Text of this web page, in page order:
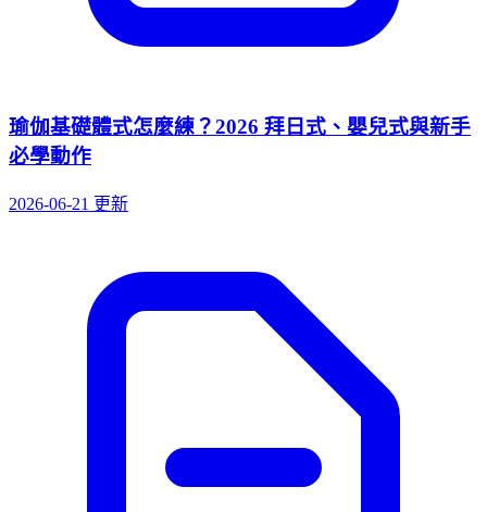
瑜伽基礎體式怎麼練？2026 拜日式、嬰兒式與新手
必學動作
2026-06-21 更新